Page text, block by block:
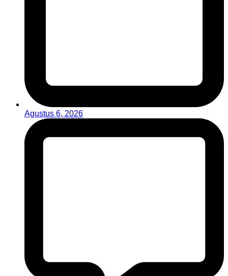
Agustus 6, 2026